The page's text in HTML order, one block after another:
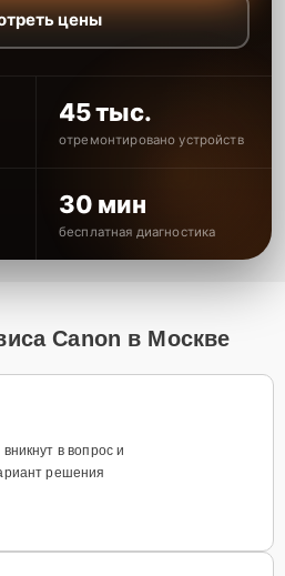
цены
45 тыс.
отремонтировано устройств
30 мин
бесплатная диагностика
Canon в Москве
в вопрос и
решения